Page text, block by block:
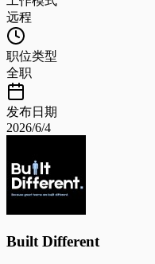
远程
职位类型
全职
发布日期
2026/6/4
Built Different